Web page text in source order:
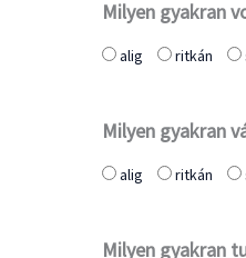
Milyen gyakran
alig ritkán
Milyen gyakran
alig ritkán
Milyen gyakran